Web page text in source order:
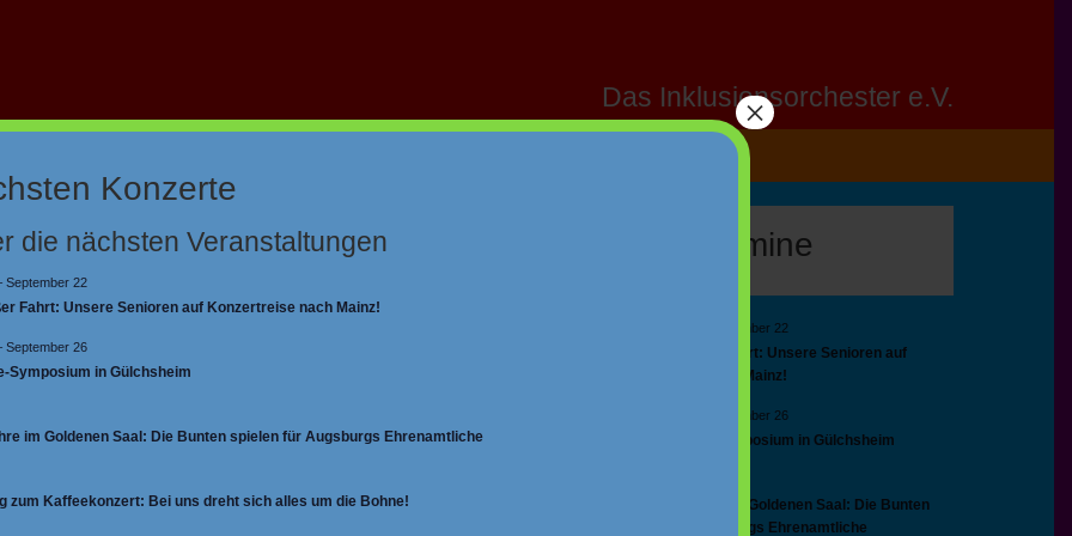
Das Inklusionsorchester e.V.
zu können. Bitte
Nächste Termine
September 22
🚌🍇 Auf großer Fahrt: Unsere Senioren auf
Konzertreise nach Mainz!
September 26
📅 Veeh-Harfe-Symposium in Gülchsheim
🏛️✨ Große Ehre im Goldenen Saal: Die Bunten
spielen für Augsburgs Ehrenamtliche
Konzerte
die nächsten Veranstaltungen
September 22
Fahrt: Unsere Senioren auf Konzertreise nach Mainz!
September 26
Symposium in Gülchsheim
im Goldenen Saal: Die Bunten spielen für Augsburgs Ehrenamtliche
zum Kaffeekonzert: Bei uns dreht sich alles um die Bohne!
×